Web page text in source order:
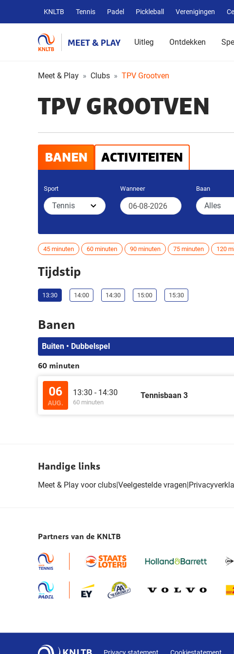
Overige
KNLTB
websites
KNLTB Tennis Padel Pickleball Verenigingen
Uitleg Ontdekken
Meet & Play Clubs TPV Grootven
TPV GROOTVEN
BANEN ACTIVITEITEN
Sport Wanneer Baan
45 minuten 60 minuten 90 minuten 75 minuten 120
Tijdstip
13:30 14:00 14:30 15:00 15:30
Banen
Buiten • Dubbelspel
60 minuten
06
AUG.
13:30 - 14:30
60 minuten
Tennisbaan 3
Handige links
Meet & Play voor clubs|Veelgestelde vragen|
Partners van de KNLTB